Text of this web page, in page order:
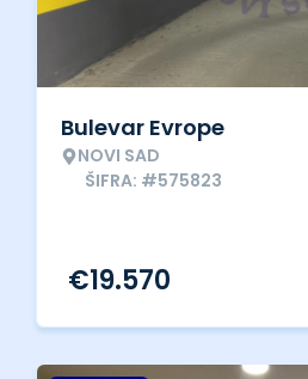
Bulevar Evrope
NOVI SAD
ŠIFRA: #575823
€19.570